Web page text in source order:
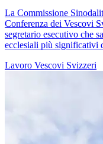
La Commissione
Conferenza dei Vescovi
segretario esecutivo che
ecclesiali più significativi
Lavoro Vescovi Svizzeri